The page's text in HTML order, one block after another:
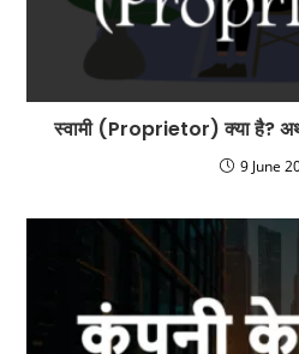
स्वामी (Proprietor) क्या है?
9 June